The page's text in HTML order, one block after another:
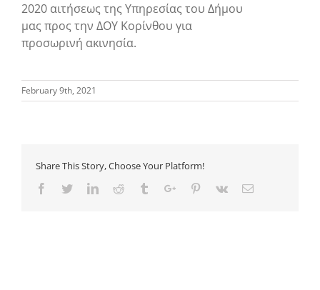
2020 αιτήσεως της Υπηρεσίας του Δήμου
μας προς την ΔΟΥ Κορίνθου για
προσωρινή ακινησία.
February 9th, 2021
Share This Story, Choose Your Platform!
Facebook
TwitterLinkedinReddit TumblrGoogle+Pinterest
Vk Email